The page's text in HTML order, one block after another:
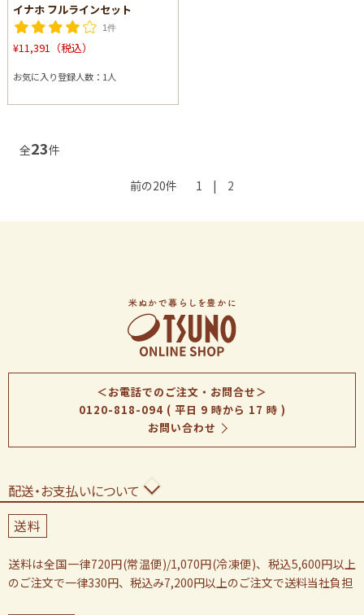
イナホ フルラインセット
1件
¥11,391（税込）
お気に入り登録人数：1人
全23件
前の20件 1 | 2
＜お電話でのご注文・お問合せ＞
0120-818-094( 平日 9 時から 17 時 )
お問い合わせ
配送・お支払いについて
送料
送料は全国一律720円(常温便)/1,070円(冷凍便)、税込5,600円以上
のご注文で一律330円、税込み7,200円以上のご注文で送料当社負担